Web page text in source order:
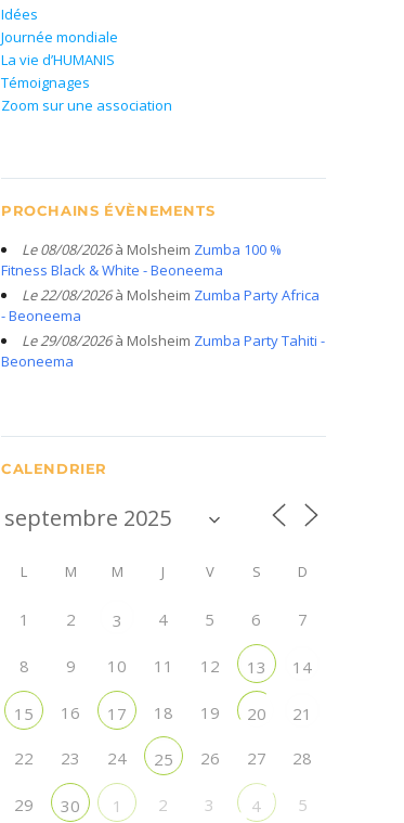
Idées
Journée mondiale
La vie d’HUMANIS
Témoignages
Zoom sur une association
PROCHAINS ÉVÈNEMENTS
Le 08/08/2026à Molsheim Zumba 100 %
Fitness Black & White - Beoneema
Le 22/08/2026à Molsheim Zumba Party Africa
- Beoneema
Le 29/08/2026à Molsheim Zumba Party Tahiti -
Beoneema
CALENDRIER
L M M J V S D
1 2 3 4 5 6 7
8 9 10 11 12 13 14
15 16 17 18 19 20 21
22 23 24 25 26 27 28
29 30 1 2 3 4 5